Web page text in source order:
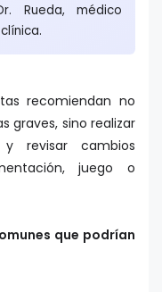
Rueda, médico
recomiendan no
graves, sino realizar
y revisar cambios
juego o
que podrían